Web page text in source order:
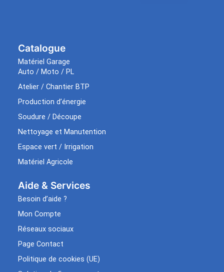
Catalogue
Matériel Garage
Auto / Moto / PL
Atelier / Chantier BTP
Production d’énergie
Soudure / Découpe
Nettoyage et Manutention
Espace vert / Irrigation
Matériel Agricole
Aide & Services​
Besoin d’aide ?
Mon Compte
Réseaux sociaux
Page Contact
Politique de cookies (UE)